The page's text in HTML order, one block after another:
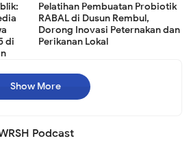
di
Pelatihan Pembuatan Probiotik
RABAL di Dusun Rembul,
Dorong Inovasi Peternakan dan
Perikanan Lokal
Show More
Podcast